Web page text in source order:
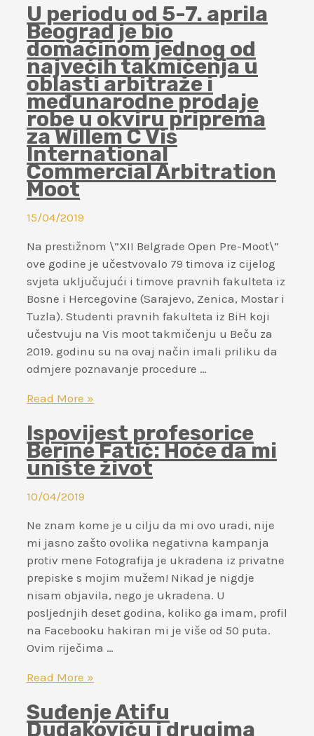
ostale
tereti
za
udruženi
zločinački
poduhvat
u
Krajini
U periodu od 5-7. aprila
Beograd je bio
domaćinom jednog od
najvećih takmičenja u
oblasti arbitraže i
međunarodne prodaje
robe u okviru priprema
za Willem C Vis
International
Commercial Arbitration
Moot
15/04/2019
Na prestižnom \”XII Belgrade Open Pre-Moot\”
ove godine je učestvovalo 79 timova iz cijelog
svjeta uključujući i timove pravnih fakulteta iz
Bosne i Hercegovine (Sarajevo, Zenica, Mostar i
Tuzla). Studenti pravnih fakulteta iz BiH koji
učestvuju na Vis moot takmičenju u Beču za
2019. godinu su na ovaj način imali priliku da
odmjere poznavanje procedure …
U
od
5-
7.
Beograd
je
bio
domaćinom
jednog
od
najvećih
takmičenja
u
arbitraže
međunarodne
prodaje
Read More »
Ispovijest profesorice
Berine Fatić: Hoće da mi
unište život
10/04/2019
Ne znam kome je u cilju da mi ovo uradi, nije
mi jasno zašto ovolika negativna kampanja
protiv mene Fotografija je ukradena iz privatne
prepiske s mojim mužem! Nikad je nigdje
nisam objavila, nego je ukradena. U
posljednjih deset godina, koliko ga imam, profil
na Facebooku hakiran mi je više od 50 puta.
Ovim riječima …
Ispovijest
Berine
Fatić:
Read More »
Suđenje Atifu
Dudakoviću i drugima